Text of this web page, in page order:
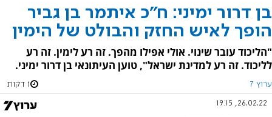
בן דרור ימיני: ח"כ איתמר בן גביר
הופך לאיש החזק והבולט של הימין
"הליכוד עובר שינוי. אולי אפילו מהפך. זה רע לימין. זה רע
לליכוד. זה רע למדינת ישראל", טוען העיתונאי בן דרור ימיני.
ערוץ 7 1 דקות
26.02.22, 19:15